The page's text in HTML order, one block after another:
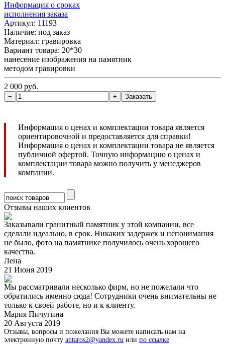
Информация о сроках
исполнения заказа
Артикул: 11193
Наличие: под заказ
Материал: гравировка
Вариант товара: 20*30
нанесение изображения на памятник
методом гравировки
2 000 руб.
Информация о ценах и комплектации товара является
ориентировочной и предоставляется для справки!
Информация о ценах и комплектации товара не является
публичной офертой. Точную информацию о ценах и
комплектации товара можно получить у менеджеров
компании.
Отзывы наших клиентов
Заказывали гранитный памятник у этой компании, все
сделали идеально, в срок. Никаких задержек и непонимания
не было, фото на памятнике получилось очень хорошего
качества.
Лена
21 Июня 2019
Мы рассматривали несколько фирм, но не пожелали что
обратились именно сюда! Сотрудники очень внимательны не
только к своей работе, но и к клиенту.
Мария Пичугина
20 Августа 2019
Отзывы, вопросы и пожелания Вы можете написать нам на
электронную почту antaros2@yandex.ru или по ссылке